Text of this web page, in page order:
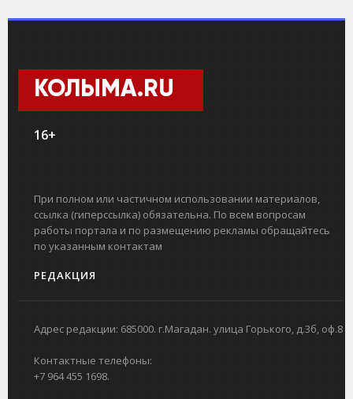
КОЛЫМА.RU
16+
При полном или частичном использовании материалов,
ссылка (гиперссылка) обязательна. По всем вопросам
работы портала и по размещению рекламы обращайтесь
по указанным контактам
РЕДАКЦИЯ
Адрес редакции: 685000. г.Магадан. улица Горького, д.3б, оф.8
Контактные телефоны:
+7 964 455 1698.